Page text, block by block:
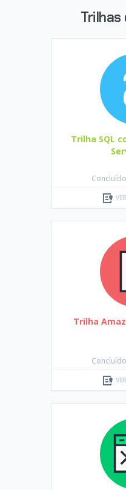
Trilha SQL
Trilha